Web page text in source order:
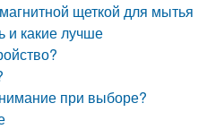
щеткой для мытья
и какие лучше
при выборе?